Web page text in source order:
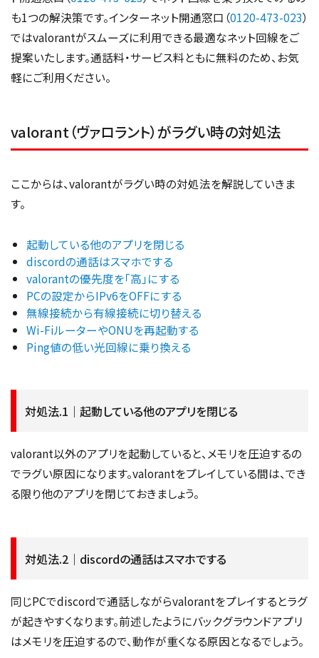
も1つの解決策です。インターネット開通窓口（0120-473-023）
ではvalorantがスムーズに利用できる最適なネット回線をご
提案いたします。通話料・サービス料ともに無料のため、お気
軽にご利用ください。
valorant（ヴァロラント）がラグい時の対処法
ここからは、valorantがラグい時の対処法を解説していきま
す。
起動している他のアプリを閉じる
discordの通話はスマホでする
valorantの優先度を「高」にする
PCの設定からIPv6をOFFにする
無線接続から有線接続に切り替える
Wi-FiルーターやONUを再起動する
Ping値の低い光回線に乗り換える
対処法.1｜起動している他のアプリを閉じる
valorant以外のアプリを起動していると、メモリを圧迫するの
でラグい原因になります。valorantをプレイしている間は、でき
る限り他のアプリを閉じておきましょう。
対処法.2｜discordの通話はスマホでする
同じPCでdiscordで通話しながらvalorantをプレイするとラグ
が起きやすくなります。前述したようにバックグラウンドアプリ
はメモリを圧迫するので、動作が重くなる原因となるでしょう。